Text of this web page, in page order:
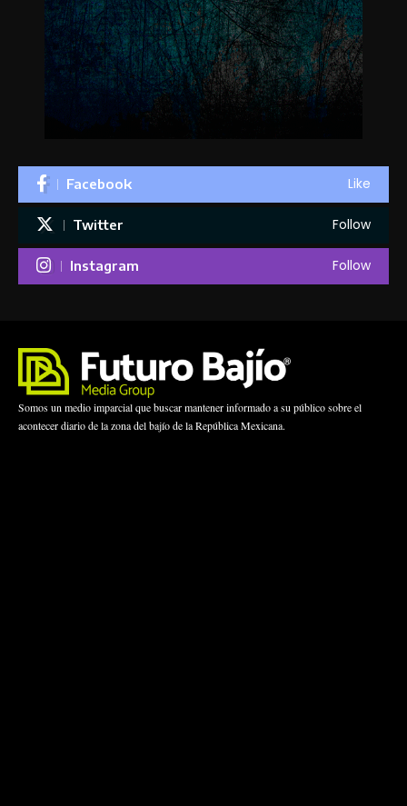
Facebook Like
Twitter Follow
Instagram Follow
Somos un medio imparcial que buscar mantener informado a su público sobre el
acontecer diario de la zona del bajío de la República Mexicana.